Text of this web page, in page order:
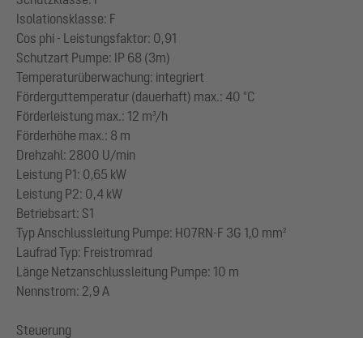
Isolationsklasse: F
Cos phi - Leistungsfaktor: 0,91
Schutzart Pumpe: IP 68 (3m)
Temperaturüberwachung: integriert
Förderguttemperatur (dauerhaft) max.: 40 °C
Förderleistung max.: 12 m³/h
Förderhöhe max.: 8 m
Drehzahl: 2800 U/min
Leistung P1: 0,65 kW
Leistung P2: 0,4 kW
Betriebsart: S1
Typ Anschlussleitung Pumpe: H07RN-F 3G 1,0 mm²
Laufrad Typ: Freistromrad
Länge Netzanschlussleitung Pumpe: 10 m
Nennstrom: 2,9 A
Steuerung